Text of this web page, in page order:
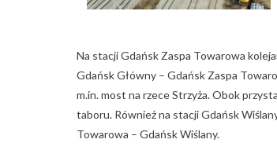
Na stacji Gdańsk Zaspa Towarowa
Gdańsk Główny – Gdańsk Zaspa
m.in. most na rzece Strzyża. Obok
taboru. Również na stacji Gdańsk
Towarowa – Gdańsk Wiślany.